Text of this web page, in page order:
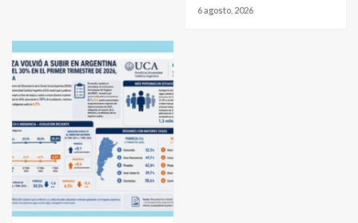
6 agosto, 2026